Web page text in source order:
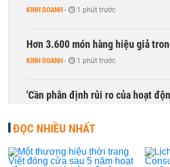
KINH DOANH - 1 phút trước
Hơn 3.600 món hàng hiệu giả
KINH DOANH - 1 phút trước
'Cần phân định rủi ro của hoạt
ĐỌC NHIỀU NHẤT